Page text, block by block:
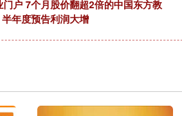
门户 7个月股价翻超2倍的中国东方教
年度预告利润大增